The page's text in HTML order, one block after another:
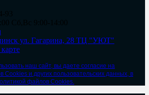
ул. Гагарина, 28 ТЦ "УЮТ"
наш сайт, вы даете согласие на
Cookies и других пользовательских данных, в
файлов Cookies.